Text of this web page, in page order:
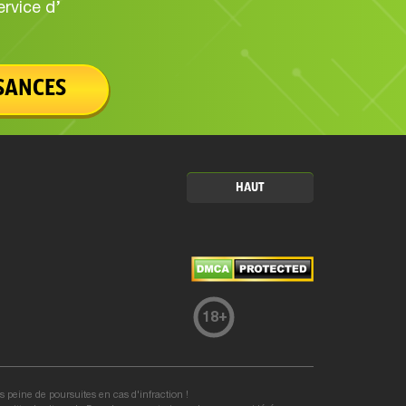
d’
HAUT
18+
peine de poursuites en cas d'infraction !